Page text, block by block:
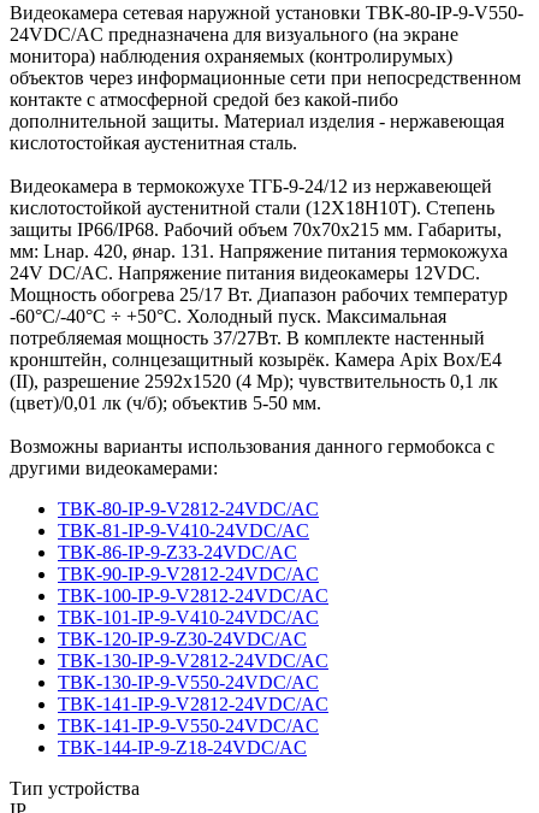
Видеокамера сетевая наружной установки ТВК-80-IP-9-V550-
24VDC/AC предназначена для визуального (на экране
монитора) наблюдения охраняемых (контролирумых)
объектов через информационные сети при непосредственном
контакте с атмосферной средой без какой-пибо
дополнительной защиты. Материал изделия - нержавеющая
кислотостойкая аустенитная сталь.
Видеокамера в термокожухе ТГБ-9-24/12 из нержавеющей
кислотостойкой аустенитной стали (12Х18Н10Т). Степень
защиты IP66/IP68. Рабочий объем 70х70х215 мм. Габариты,
мм: Lнар. 420, øнар. 131. Напряжение питания термокожуха
24V DC/AC. Напряжение питания видеокамеры 12VDC.
Мощность обогрева 25/17 Вт. Диапазон рабочих температур
-60°С/-40°С ÷ +50°C. Холодный пуск. Максимальная
потребляемая мощность 37/27Вт. В комплекте настенный
кронштейн, солнцезащитный козырёк. Камера Apix Box/E4
(II), разрешение 2592х1520 (4 Мр); чувствительность 0,1 лк
(цвет)/0,01 лк (ч/б); объектив 5-50 мм.
Возможны варианты использования данного гермобокса с
другими видеокамерами:
ТВК-80-IP-9-V2812-24VDC/AC
ТВК-81-IP-9-V410-24VDC/AC
ТВК-86-IP-9-Z33-24VDC/AC
ТВК-90-IP-9-V2812-24VDC/AC
ТВК-100-IP-9-V2812-24VDC/AC
ТВК-101-IP-9-V410-24VDC/AC
ТВК-120-IP-9-Z30-24VDC/AC
ТВК-130-IP-9-V2812-24VDC/AC
ТВК-130-IP-9-V550-24VDC/AC
ТВК-141-IP-9-V2812-24VDC/AC
ТВК-141-IP-9-V550-24VDC/AC
ТВК-144-IP-9-Z18-24VDC/AC
Тип устройства